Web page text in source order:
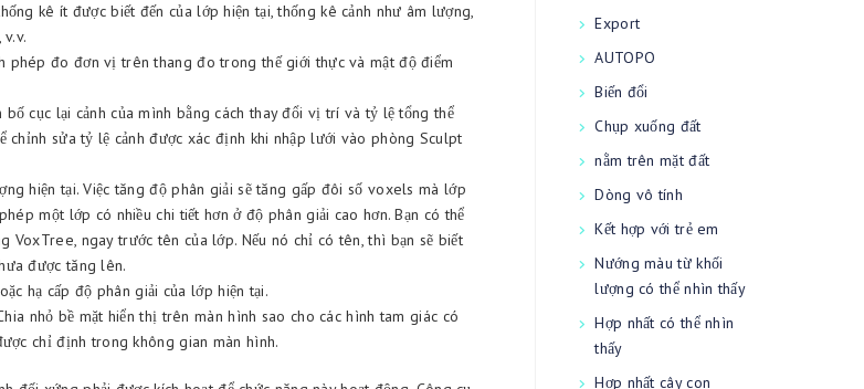
kê ít được biết đến của lớp hiện tại, thống kê cảnh như âm lượng,
phép đo đơn vị trên thang đo trong thế giới thực và mật độ điểm
bố cục lại cảnh của mình bằng cách thay đổi vị trí và tỷ lệ tổng thể
chỉnh sửa tỷ lệ cảnh được xác định khi nhập lưới vào phòng Sculpt
hiện tại. Việc tăng độ phân giải sẽ tăng gấp đôi số voxels mà lớp
một lớp có nhiều chi tiết hơn ở độ phân giải cao hơn. Bạn có thể
VoxTree, ngay trước tên của lớp. Nếu nó chỉ có tên, thì bạn sẽ biết
được tăng lên.
hạ cấp độ phân giải của lớp hiện tại.
nhỏ bề mặt hiển thị trên màn hình sao cho các hình tam giác có
chỉ định trong không gian màn hình.
Export
AUTOPO
Biến đổi
Chụp xuống đất
nằm trên mặt đất
Dòng vô tính
Kết hợp với trẻ em
Nướng màu từ khối
lượng có thể nhìn thấy
Hợp nhất có thể nhìn
thấy
Hợp nhất cây con